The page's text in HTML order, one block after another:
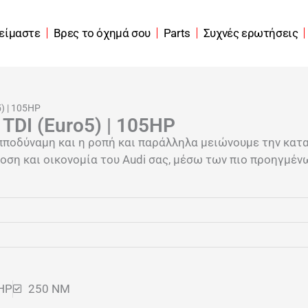
Βρες το όχημά σου Parts Συχνές ερωτήσεις
| 105HP
(Euro5) | 105HP
και η ροπή και παράλληλα μειώνουμε την
και οικονομία του Audi σας, μέσω των πιο
250 NM